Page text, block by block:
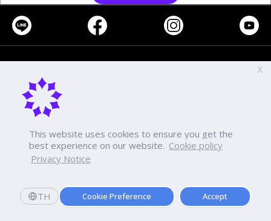
This website uses cookies to ensure you get the
best experience on our website. Cookie policy
Privacy Notice
TH Cookie Preference Accept
X
โทร-
แฟกซ์
นโยบายเกี่ยวกับการใช้งานคุกกี้
การคุ้มครองข้อมูลส่วนบุคคล
Copyright ©2026 Dhurakij Pundit University. All rights reserved.